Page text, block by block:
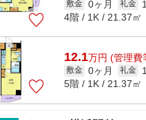
敷金 0ヶ月 礼金
4階 / 1K / 21.37㎡
12.1万円 (管理費
敷金 0ヶ月 礼金
5階 / 1K / 21.37㎡